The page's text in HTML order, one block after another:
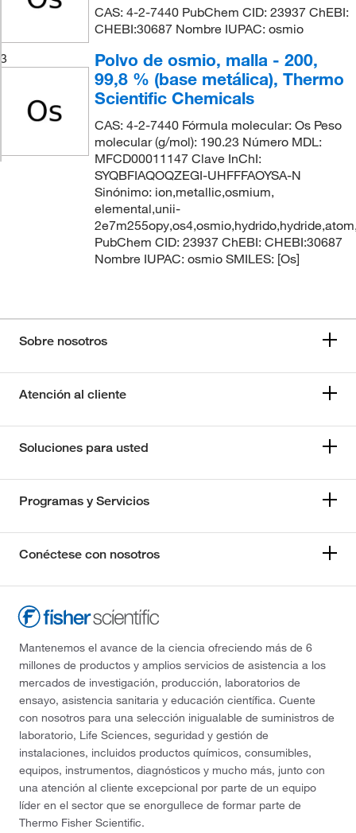
CAS: 4-2-7440 PubChem CID: 23937 ChEBI:
CHEBI:30687 Nombre IUPAC: osmio
3
Polvo de osmio, malla - 200,
99,8 % (base metálica), Thermo
Scientific Chemicals
CAS: 4-2-7440 Fórmula molecular: Os Peso
molecular (g/mol): 190.23 Número MDL:
MFCD00011147 Clave InChI:
SYQBFIAQOQZEGI-UHFFFAOYSA-N
Sinónimo: ion,metallic,osmium,
elemental,unii-
PubChem CID: 23937 ChEBI: CHEBI:30687
Nombre IUPAC: osmio SMILES: [Os]
Sobre nosotros
Atención al cliente
Soluciones para usted
Programas y Servicios
Conéctese con nosotros
Mantenemos el avance de la ciencia ofreciendo más de 6
millones de productos y amplios servicios de asistencia a los
mercados de investigación, producción, laboratorios de
ensayo, asistencia sanitaria y educación científica. Cuente
con nosotros para una selección inigualable de suministros de
laboratorio, Life Sciences, seguridad y gestión de
instalaciones, incluidos productos químicos, consumibles,
equipos, instrumentos, diagnósticos y mucho más, junto con
una atención al cliente excepcional por parte de un equipo
líder en el sector que se enorgullece de formar parte de
Thermo Fisher Scientific.